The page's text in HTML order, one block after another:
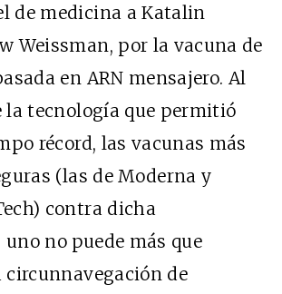
de medicina a Katalin
Weissman, por la vacuna de
en ARN mensajero. Al
la tecnología que permitió
récord, las vacunas más
(las de Moderna y
contra dicha
uno no puede más que
circunnavegación de